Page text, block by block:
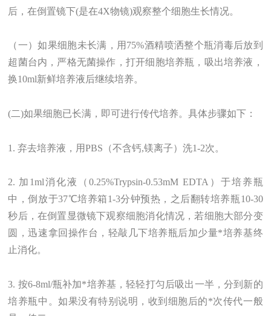
后，在倒置镜下(是在4X物镜)观察整个细胞生长情况。
（一）如果细胞未长满，用75%酒精喷洒整个瓶消毒后放到
超菌台内，严格无菌操作，打开细胞培养瓶，吸出培养液，
换10ml新鲜培养液后继续培养。
(二)如果细胞已长满，即可进行传代培养。具体步骤如下：
1. 弃去培养液，用PBS（不含钙,镁离子）洗1-2次。
2. 加1ml消化液（0.25%Trypsin-0.53mM EDTA）于培养瓶
中，倒放于37℃培养箱1-3分钟预热，之后翻转培养瓶10-30
秒后，在倒置显微镜下观察细胞消化情况，若细胞大部分变
圆，迅速拿回操作台，轻敲几下培养瓶后加少量*培养基终
止消化。
3. 按6-8ml/瓶补加*培养基，轻轻打匀后吸出一半，分到新的
培养瓶中。如果没有特别说明，收到细胞后的*次传代一般